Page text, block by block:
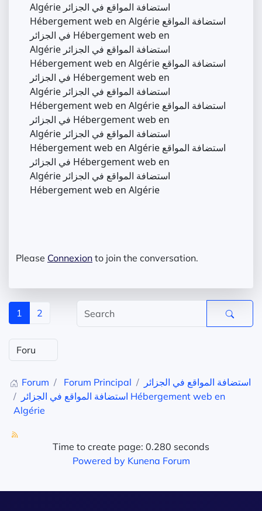
Algérie استضافة المواقع في الجزائر
Hébergement web en Algérie استضافة المواقع
في الجزائر Hébergement web en
Algérie استضافة المواقع في الجزائر
Hébergement web en Algérie استضافة المواقع
في الجزائر Hébergement web en
Algérie استضافة المواقع في الجزائر
Hébergement web en Algérie استضافة المواقع
في الجزائر Hébergement web en
Algérie استضافة المواقع في الجزائر
Hébergement web en Algérie استضافة المواقع
في الجزائر Hébergement web en
Algérie استضافة المواقع في الجزائر
Hébergement web en Algérie
Please Connexion to join the conversation.
1 2
Forum Forum Principal
استضافة المواقع في الجزائر
استضافة المواقع في الجزائر Hébergement web en
Algérie
Time to create page: 0.280 seconds
Powered by Kunena Forum